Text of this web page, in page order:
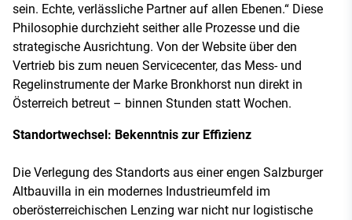
sein. Echte, verlässliche Partner auf allen Ebenen.“ Diese
Philosophie durchzieht seither alle Prozesse und die
strategische Ausrichtung. Von der Website über den
Vertrieb bis zum neuen Servicecenter, das Mess- und
Regelinstrumente der Marke Bronkhorst nun direkt in
Österreich betreut – binnen Stunden statt Wochen.
Standortwechsel: Bekenntnis zur Effizienz
Die Verlegung des Standorts aus einer engen Salzburger
Altbauvilla in ein modernes Industrieumfeld im
oberösterreichischen Lenzing war nicht nur logistische